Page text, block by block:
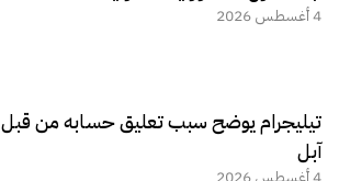
4 أغسطس 2026
تيليجرام يوضح سبب تعليق حسابه من قبل
آبل